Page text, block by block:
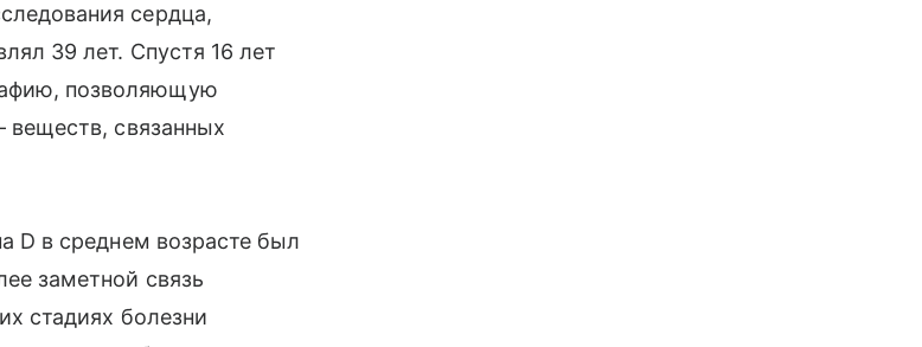
сердца,
39 лет. Спустя 16 лет
позволяющую
веществ, связанных
D в среднем возрасте был
заметной связь
стадиях болезни